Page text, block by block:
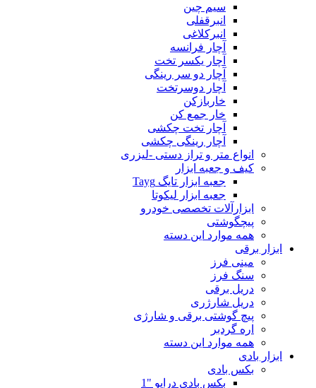
سیم چین
انبرقفلی
انبرکلاغی
آچار فرانسه
آچار یکسر تخت
آچار دو سر رینگی
آچار دوسرتخت
خاربازکن
خار جمع کن
آچار تخت چکشی
آچار رینگی چکشی
انواع متر و تراز دستی -لیزری
کیف و جعبه ابزار
جعبه ابزار تایگ Tayg
جعبه ابزار لیکوتا
ابزارآلات تخصصی خودرو
پیچگوشتی
همه موارد این دسته
ابزار برقی
مینی فرز
سنگ فرز
دریل برقی
دریل شارژری
پیچ گوشتی برقی و شارژی
اره گردبر
همه موارد این دسته
ابزار بادی
بکس بادی
بکس بادی درایو "1